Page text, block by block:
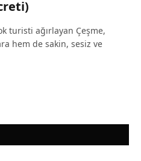
turisti ağırlayan Çeşme,
hem de sakin, sesiz ve